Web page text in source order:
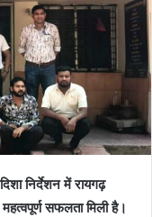
निर्देशन में रायगढ़
सफलता मिली है।